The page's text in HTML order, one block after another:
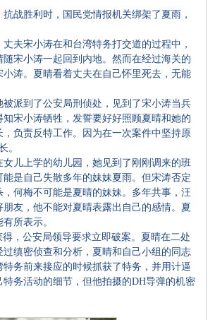
胜利时，国民党情报机关绑架了夏雨，
宋小涛在和台湾特务打交道的过程中，
宋小涛一起回到内地。然而在经过海关的
涛。夏晴看着丈夫在自己怀里死去，无能
派到了公安局刑侦处，见到了宋小涛当兵
宋小涛牺牲，发誓要好好照顾夏晴和她的
负责反特工作。因为在一次案件中坚持原
。
儿上学的幼儿园，她见到了刚刚调来的班
是自己失散多年的妹妹夏雨。但宋涛否定
何梅不可能是夏晴的妹妹。多年共事，汪
友，他不能对夏晴表露出自己的感情。夏
所表示。
，公安局领导要求立即破案。夏晴在二处
缜密侦查和分析，夏晴和自己小组的同志
务前来接应的时候抓获了特务，并用计逼
务活动的细节，但他拍摄的DH导弹的机密